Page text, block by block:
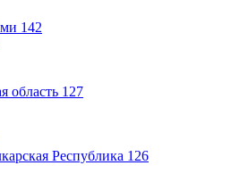
142
область 127
Республика 126